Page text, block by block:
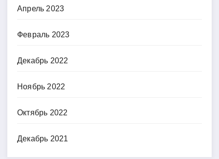
Апрель 2023
Февраль 2023
Декабрь 2022
Ноябрь 2022
Октябрь 2022
Декабрь 2021